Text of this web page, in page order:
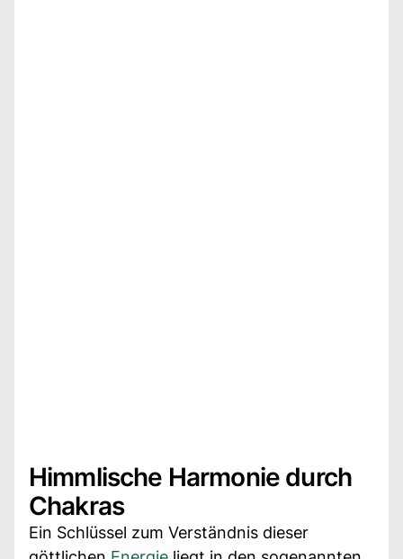
Himmlische Harmonie durch
Chakras
Ein Schlüssel zum Verständnis dieser